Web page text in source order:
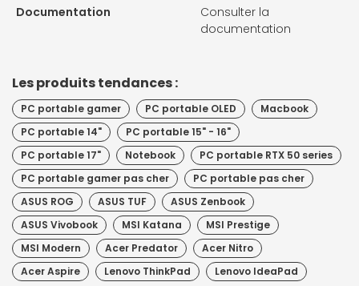
Documentation
Consulter la
documentation
Les produits tendances :
PC portable gamer PC portable OLED
Macbook
PC portable 14"
PC portable 15" - 16"
PC portable 17"
Notebook
PC portable RTX 50 series
PC portable gamer pas cher
PC portable pas cher
ASUS ROG
ASUS TUF
ASUS Zenbook
ASUS Vivobook
MSI Katana
MSI Prestige
MSI Modern
Acer Predator
Acer Nitro
Acer Aspire
Lenovo ThinkPad Lenovo IdeaPad